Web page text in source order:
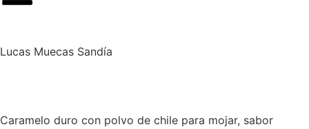
Lucas Muecas Sandía
Caramelo duro con polvo de chile para mojar, sabor